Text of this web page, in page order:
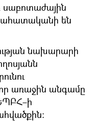
են
նախարարի
առաջին անգամը